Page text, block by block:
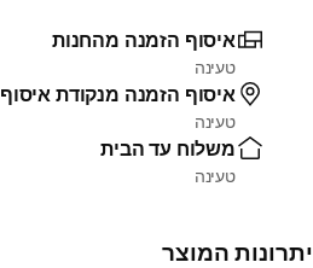
איסוף הזמנה מהחנות
טעינה
איסוף הזמנה מנקודת איסוף
טעינה
משלוח עד הבית
טעינה
יתרונות המוצר